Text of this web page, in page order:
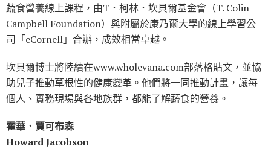
蔬食營養線上課程，由T．柯林．坎貝爾基金會（T. Colin
Campbell Foundation）與附屬於康乃爾大學的線上學習公
司「eCornell」合辦，成效相當卓越。
坎貝爾博士將陸續在www.wholevana.com部落格貼文，並協
助兒子推動草根性的健康變革。他們將一同推動計畫，讓每
個人、實務現場與各地族群，都能了解蔬食的營養。
霍華．賈可布森
Howard Jacobson